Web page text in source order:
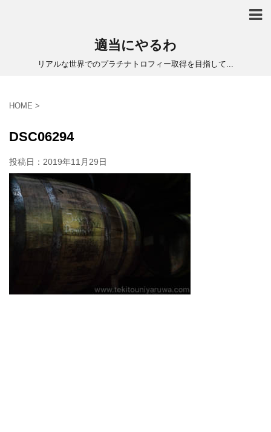
適当にやるわ
リアルな世界でのプラチナトロフィー取得を目指して...
HOME >
DSC06294
投稿日： 2019年11月29日